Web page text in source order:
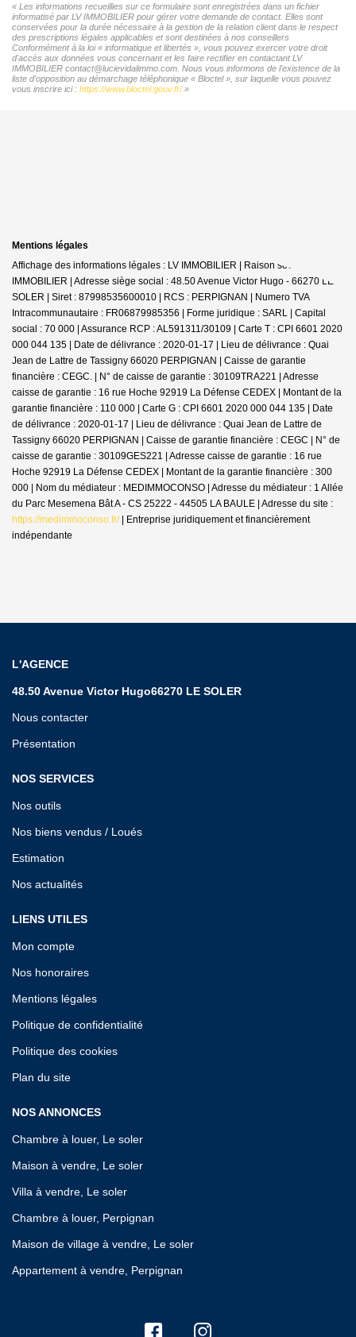
« Les informations recueillies sur ce formulaire sont enregistrées dans un fichier
informatisé par LV IMMOBILIER pour gérer votre demande de contact. Elles sont
conservées pour la durée nécessaire à la gestion de la relation client dans le respect
des prescriptions légales applicables et sont destinées à nos conseillers
Conformément à la loi « informatique et libertés », vous pouvez exercer votre droit
d'accès aux données vous concernant et les faire rectifier en contactant LV
IMMOBILIER contact@lucievidalimmo.com. Nous vous informons de l'existence de la
liste d'opposition au démarchage téléphonique « Bloctel », sur laquelle vous pouvez
vous inscrire ici : https://www.bloctel.gouv.fr/»
Mentions légales
Affichage des informations légales : LV IMMOBILIER | Raison sociale : LV
IMMOBILIER | Adresse siège social : 48.50 Avenue Victor Hugo - 66270 LE
SOLER | Siret : 87998535600010 | RCS : PERPIGNAN | Numero TVA
Intracommunautaire : FR06879985356 | Forme juridique : SARL | Capital
social : 70 000 | Assurance RCP : AL591311/30109 | Carte T : CPI 6601 2020
000 044 135 | Date de délivrance : 2020-01-17 | Lieu de délivrance : Quai
Jean de Lattre de Tassigny 66020 PERPIGNAN | Caisse de garantie
financière : CEGC. | N° de caisse de garantie : 30109TRA221 | Adresse
caisse de garantie : 16 rue Hoche 92919 La Défense CEDEX | Montant de la
garantie financière : 110 000 | Carte G : CPI 6601 2020 000 044 135 | Date
de délivrance : 2020-01-17 | Lieu de délivrance : Quai Jean de Lattre de
Tassigny 66020 PERPIGNAN | Caisse de garantie financière : CEGC | N° de
caisse de garantie : 30109GES221 | Adresse caisse de garantie : 16 rue
Hoche 92919 La Défense CEDEX | Montant de la garantie financière : 300
000 | Nom du médiateur : MEDIMMOCONSO | Adresse du médiateur : 1 Allée
du Parc Mesemena Bât A - CS 25222 - 44505 LA BAULE | Adresse du site :
https://medimmoconso.fr/| Entreprise juridiquement et financièrement
indépendante
L'AGENCE
48.50 Avenue Victor Hugo66270 LE SOLER
Nous contacter
Présentation
NOS SERVICES
Nos outils
Nos biens vendus / Loués
Estimation
Nos actualités
LIENS UTILES
Mon compte
Nos honoraires
Mentions légales
Politique de confidentialité
Politique des cookies
Plan du site
NOS ANNONCES
Chambre à louer, Le soler
Maison à vendre, Le soler
Villa à vendre, Le soler
Chambre à louer, Perpignan
Maison de village à vendre, Le soler
Appartement à vendre, Perpignan